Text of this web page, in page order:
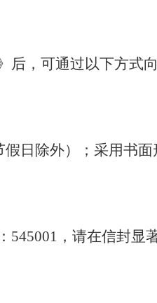
后，可通过以下方式
日除外）； 采用书面
545001 ， 请在信封显